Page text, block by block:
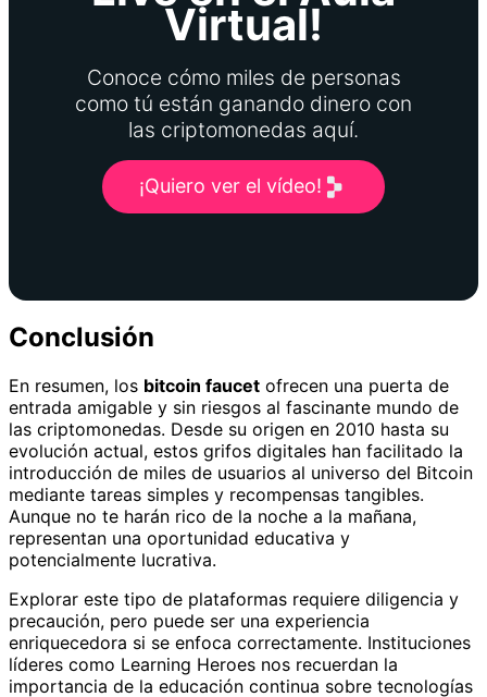
Virtual!
Conoce cómo miles de personas
como tú están ganando dinero con
las criptomonedas aquí.
¡Quiero ver el vídeo!
Conclusión
En resumen, los bitcoin faucet ofrecen una puerta de
entrada amigable y sin riesgos al fascinante mundo de
las criptomonedas. Desde su origen en 2010 hasta su
evolución actual, estos grifos digitales han facilitado la
introducción de miles de usuarios al universo del Bitcoin
mediante tareas simples y recompensas tangibles.
Aunque no te harán rico de la noche a la mañana,
representan una oportunidad educativa y
potencialmente lucrativa.
Explorar este tipo de plataformas requiere diligencia y
precaución, pero puede ser una experiencia
enriquecedora si se enfoca correctamente. Instituciones
líderes como Learning Heroes nos recuerdan la
importancia de la educación continua sobre tecnologías